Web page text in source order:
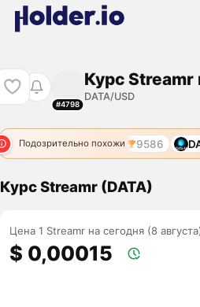
#4798
Курс Streamr
DATA/USD
Подозрительно похожи
DATA 9191 DATA 9586
Курс Streamr (DATA)
Цена 1 Streamr на сегодня (8
$ 0,00015